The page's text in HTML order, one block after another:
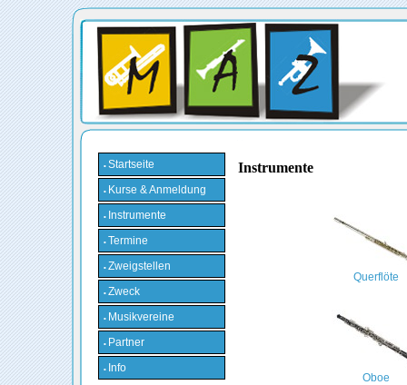
• Startseite
• Kurse & Anmeldung
• Instrumente
• Termine
• Zweigstellen
• Zweck
• Musikvereine
• Partner
• Info
Instrumente
Querflöte
Oboe